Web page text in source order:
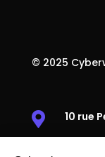
© 2025
 10 rue